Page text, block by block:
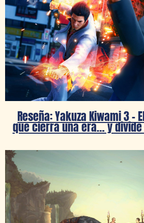
Reseña: Yakuza Kiwami 3 –
que cierra una era… y